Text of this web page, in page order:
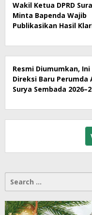
Wakil Ketua DPRD
Minta Bapenda Wajib
Publikasikan Hasil
Pajak
Resmi Diumumkan, Ini
Direksi Baru Perumda
Surya Sembada
Search
for: